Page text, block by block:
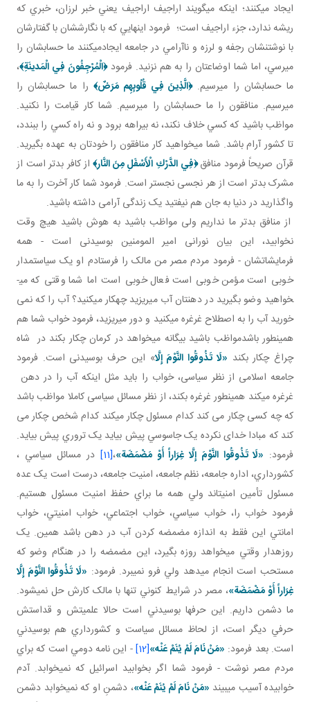
ايجاد مي کنند؛ اينکه مي گويند اراجيف اراجيف يعني خبر لرزان، خبري که
ريشه ندارد، جزء اراجيف است؛ فرمود اينهايي که با نگارششان با گفتارشان
با نوشتنشان رجفه و لرزه و ناآرامي در جامعه ايجادمي کنند ما حسابشان را
مي رسي، اما شما اوضاعتان را به هم نزنيد. فرمود﴿الْمُرْجِفُونَ فِي الْمَدينَةِ﴾،
ما حسابشان را مي رسيم.﴿الَّذِينَ فِي قُلُوبِهِم مَرَضٌ﴾ را ما حسابشان را
مي رسيم. منافقون را ما حسابشان را مي رسيم. شما کار قيامت را نکنيد.
مواظب باشيد که کسي خلاف نکند، نه بيراهه برود و نه راه کسي را ببندد،
تا کشور آرام باشد. شما مي خواهيد کار منافقون را خودتان به عهده بگيريد.
قرآن صريحاً فرمود منافق﴿فِي الدَّرْكِ الْأَسْفَلِ مِنَ النَّار﴾ از کافر بدتر است از
مشرک بدتر است از هر نجسی نجس­تر است. فرمود شما کار آخرت را به ما
واگذاريد در دنيا به جان هم نيفتيد يک زندگی آرامی داشته باشيد.
از منافق بدتر ما نداريم ولی مواظب باشيد به هوش باشيد هيچ وقت
نخوابيد، اين بيان نورانی امير المومنين بوسيدنی است - همه
فرمايشاتشان - فرمود مردم مصر من مالک را فرستادم او يک سياستمدار
خوبی است مؤمن خوبی است فعال خوبی است اما شما وقتی که می­
خواهيد وضو بگيريد در دهنتان آب می­ريزيد چهکار می­کنيد؟ آب را که نمی
خوريد آب را به اصطلاح غرغره می­کنيد و دور می­ريزيد، فرمود خواب شما هم
همينطور باشدمواظب باشيد بيگانه می­خواهد در کرمان چکار بکند در شاه
چراغ چکار بکند «لَا تَذُوقُوا النَّوْمَ إِلَّا» اين حرف بوسيدنی است. فرمود
جامعه اسلامی از نظر سياسی، خواب را بايد مثل اينکه آب را در دهن
غرغره می­کند همينطور غرغره بکند، از نظر مسائل سياسی کاملا مواظب باشد
که چه کسی چکار می کند کدام مسئول چکار می­کند کدام شخص چکار می
کند که مبادا خدای نکرده يک جاسوسي پيش بيايد يک تروري پيش بيايد.
فرمود: «لَا تَذُوقُوا النَّوْمَ إِلَّا غِرَاراً أَوْ مَضْمَضَة»،[11]
در مسائل سياسي ،
کشورداري، اداره جامعه، نظم جامعه، امنيت جامعه، درست است يک عده
مسئول تأمين امنيت اند ولي همه ما براي حفظ امنيت مسئول هستيم.
فرمود خواب را، خواب سياسي، خواب اجتماعي، خواب امنيتي، خواب
امانتي اين فقط به اندازه مضمضه کردن آب در دهن باشد همين. يک
روزه دار وقتي مي خواهد روزه بگيرد، اين مضمضه را در هنگام وضو که
مستحب است انجام مي دهد ولي فرو نمي برد. فرمود: «لَا تَذُوقُوا النَّوْمَ إِلَّا
غِرَاراً أَوْ مَضْمَضَة»، مصر در شرايط کنوني تنها با مالک کارش حل نمي شود.
ما دشمن داريم. اين حرف ها بوسيدني است حالا علميتش و قداستش
حرفي ديگر است، از لحاظ مسائل سياست و کشورداري هم بوسيدني
است. بعد فرمود: «مَنْ‏ نَامَ‏ لَمْ‏ يُنَمْ‏ عَنْه‏»
[12]
- اين نامه دومي است که براي
مردم مصر نوشت - فرمود شما اگر بخوابيد اسرائيل که نمي خوابد. آدم
خوابيده آسيب مي بيند «مَنْ‏ نَامَ‏ لَمْ‏ يُنَمْ‏ عَنْه‏»، دشمنِ او که نمي خوابد دشمن